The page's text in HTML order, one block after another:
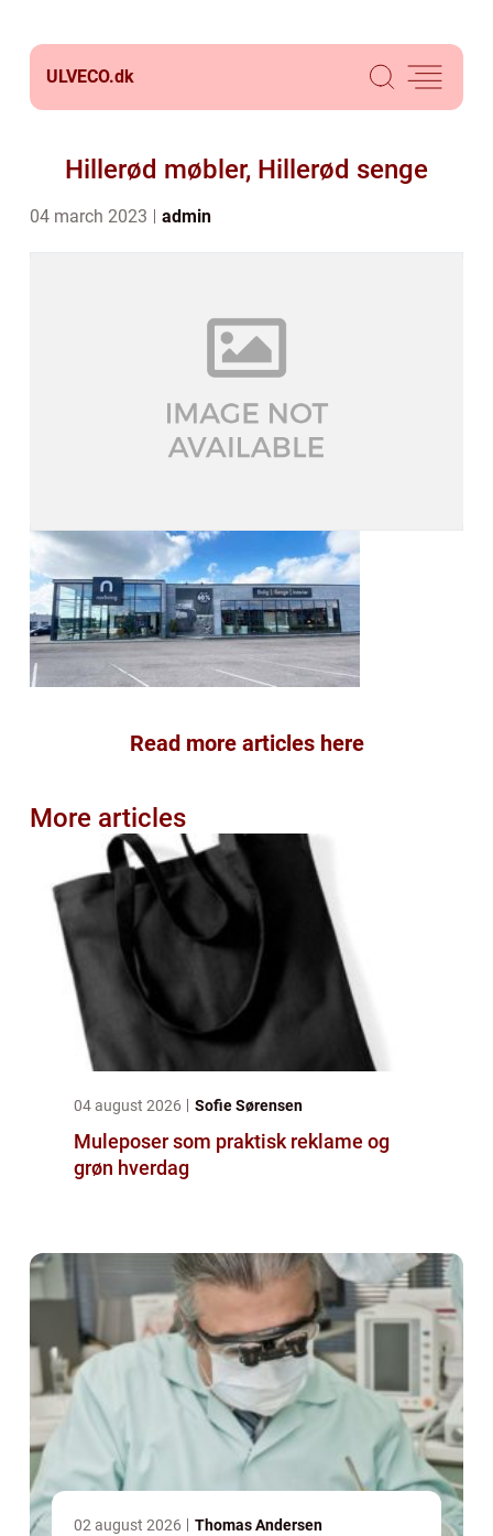
ULVECO.dk
Hillerød møbler, Hillerød senge
04 march 2023 admin
Read more articles here
More articles
04 august 2026 Sofie Sørensen
Muleposer som praktisk reklame og
grøn hverdag
02 august 2026 Thomas Andersen